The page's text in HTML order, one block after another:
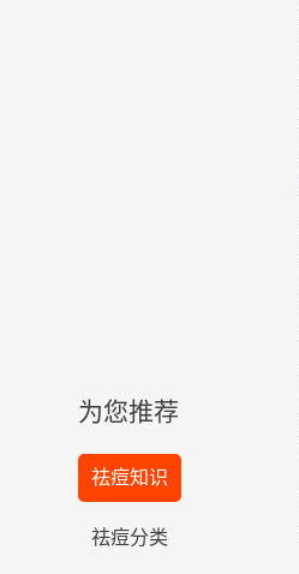
为您推荐
祛痘知识
祛痘分类